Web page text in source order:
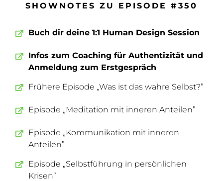
SHOWNOTES ZU EPISODE #350
Buch dir deine 1:1 Human Design Session
Infos zum Coaching für Authentizität und
Anmeldung zum Erstgespräch
Frühere Episode „Was ist das wahre Selbst?”
Episode „Meditation mit inneren Anteilen”
Episode „Kommunikation mit inneren
Anteilen”
Episode „Selbstführung in persönlichen
Krisen”